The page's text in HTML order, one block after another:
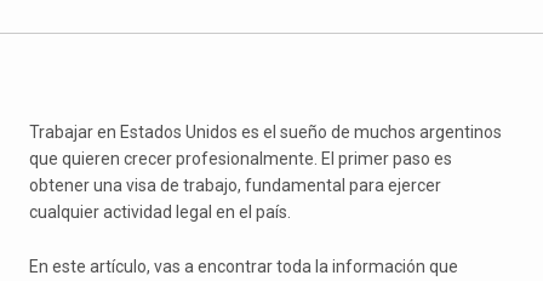
Trabajar en Estados Unidos es el sueño de muchos argentinos
que quieren crecer profesionalmente. El primer paso es
obtener una visa de trabajo, fundamental para ejercer
cualquier actividad legal en el país.
En este artículo, vas a encontrar toda la información que